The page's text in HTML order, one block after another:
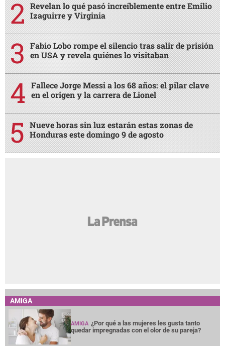
Revelan lo qué pasó increíblemente entre Emilio
Izaguirre y Virginia
Fabio Lobo rompe el silencio tras salir de prisión
en USA y revela quiénes lo visitaban
Fallece Jorge Messi a los 68 años: el pilar clave
en el origen y la carrera de Lionel
Nueve horas sin luz estarán estas zonas de
Honduras este domingo 9 de agosto
AMIGA
AMIGA ¿Por qué a las mujeres les gusta tanto
quedar impregnadas con el olor de su pareja?